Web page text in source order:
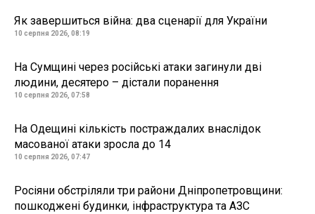
Як завершиться війна: два сценарії для України
10 серпня 2026, 08:19
На Сумщині через російські атаки загинули дві
людини, десятеро – дістали поранення
10 серпня 2026, 07:58
На Одещині кількість постраждалих внаслідок
масованої атаки зросла до 14
10 серпня 2026, 07:47
Росіяни обстріляли три райони Дніпропетровщини:
пошкоджені будинки, інфраструктура та АЗС